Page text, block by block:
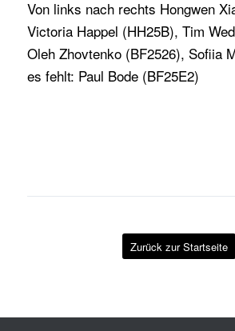
Von links nach rechts Hongwen
Victoria Happel (HH25B), Tim
Oleh Zhovtenko (BF2526), Sofiia
es fehlt: Paul Bode (BF25E2)
Zurück zur Startseite